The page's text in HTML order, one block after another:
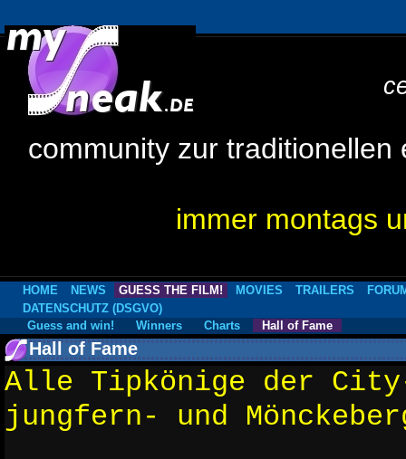
community zur
immer montags
HOME NEWS GUESS THE FILM! MOVIES TRAILERS
DATENSCHUTZ (DSGVO)
Guess and win!
Winners Charts Hall of Fame
Hall of Fame
Alle Tipkönige der
jungfern- und